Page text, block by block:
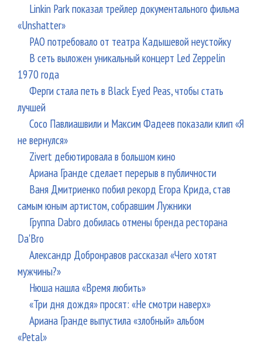
Linkin Park показал трейлер документального фильма
«Unshatter»
РАО потребовало от театра Кадышевой неустойку
В сеть выложен уникальный концерт Led Zeppelin
1970 года
Ферги стала петь в Black Eyed Peas, чтобы стать
лучшей
Сосо Павлиашвили и Максим Фадеев показали клип «Я
не вернулся»
Zivert дебютировала в большом кино
Ариана Гранде сделает перерыв в публичности
Ваня Дмитриенко побил рекорд Егора Крида, став
самым юным артистом, собравшим Лужники
Группа Dabro добилась отмены бренда ресторана
Da'Bro
Александр Добронравов рассказал «Чего хотят
мужчины?»
Нюша нашла «Время любить»
«Три дня дождя» просят: «Не смотри наверх»
Ариана Гранде выпустила «злобный» альбом
«Petal»